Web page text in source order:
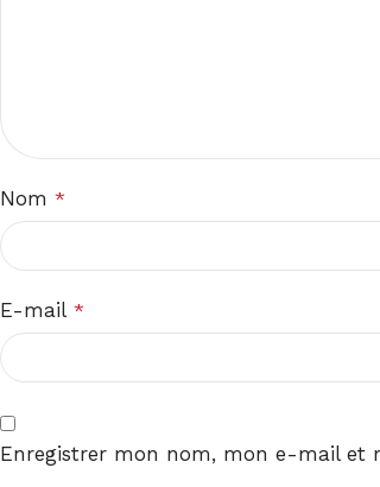
Nom *
E-mail *
Enregistrer mon nom, mon e-mail et